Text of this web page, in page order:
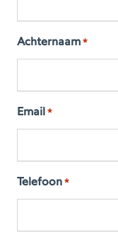
Achternaam *
Email *
Telefoon *